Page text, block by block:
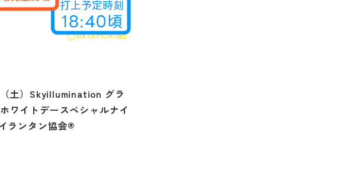
土）Skyillumination グラ
ワイトデースペシャルナイ
ランタン協会®